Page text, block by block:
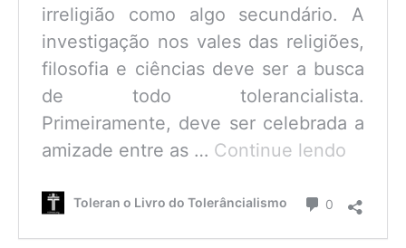
irreligião como algo secundário. A
investigação nos vales das religiões,
filosofia e ciências deve ser a busca
de todo tolerancialista.
Primeiramente, deve ser celebrada a
amizade entre as … Continue lendo
é
Toleran o Livro do Tolerâncialismo 0 Comentário